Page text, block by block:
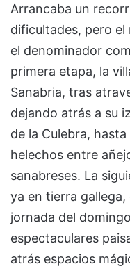
Arrancaba un
dificultades, pero
el denominador
primera etapa, la
Sanabria, tras
dejando atrás a su
de la Culebra,
helechos entre
sanabreses. La
ya en tierra
jornada del
espectaculares
atrás espacios